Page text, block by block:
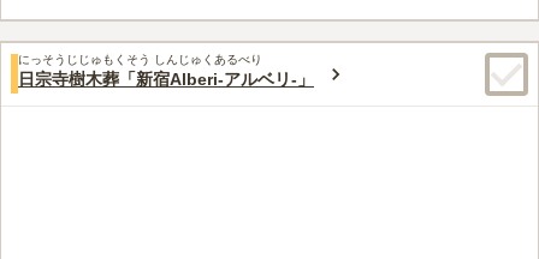
たり供養されます。 現在、改修工事中のため、駐車場はご利用
いただけません。詳しくはお問い合わせください。
口コミ評価
みんなの評価
4.8 件
東京タワーがお墓から見えるのが感動でした。 愛宕神社や東京
にっそうじじゅもくそう しんじゅくあるべり
日宗寺樹木葬「新宿Alberi-アルベリ-」